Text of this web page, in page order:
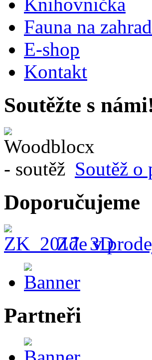
Knihovnička
Fauna na
E-shop
Kontakt
Soutěžte s
Soutěž o
Doporučujeme
Zde v
Partneři